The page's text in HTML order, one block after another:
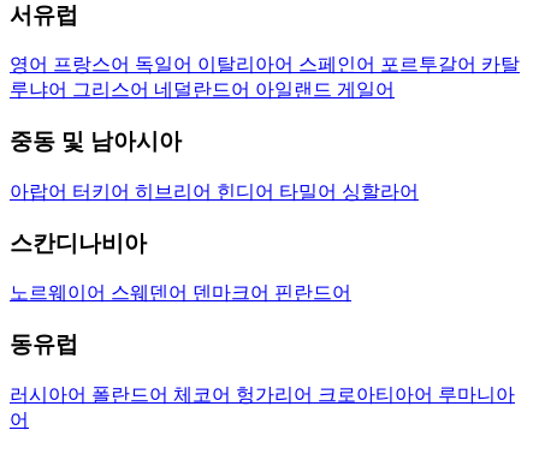
서유럽
영어 프랑스어 독일어 이탈리아어 스페인어 포르투갈어 카탈
루냐어 그리스어 네덜란드어 아일랜드 게일어
중동 및 남아시아
아랍어 터키어 히브리어 힌디어 타밀어 싱할라어
스칸디나비아
노르웨이어 스웨덴어 덴마크어 핀란드어
동유럽
러시아어 폴란드어 체코어 헝가리어 크로아티아어 루마니아
어